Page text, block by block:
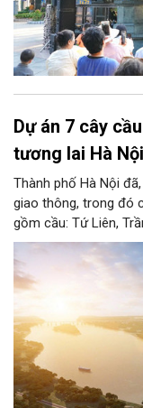
Dự án 7 cây
tương lai Hà
Thành phố Hà Nội
giao thông, trong đó
gồm cầu: Tứ Liên,
Hà, Mễ Sở và Vân
giao thông Thủ đô,
cách mạng không
vững Thủ đô trong kỷ